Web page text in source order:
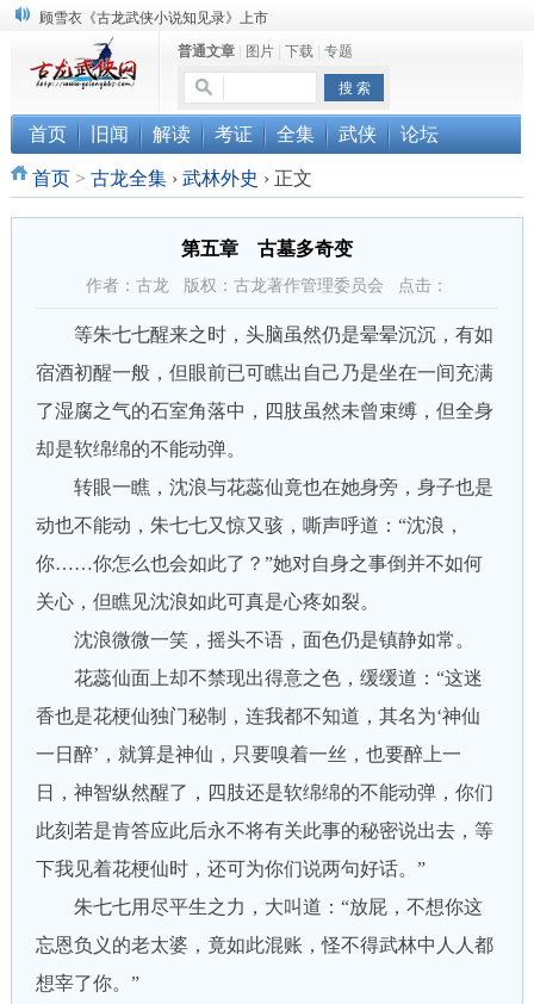
“武侠书库”查缺补漏活动圆满结束
《古龙小说原貌探究》修订版已上市
顾雪衣《古龙武侠小说知见录》上市
普通文章| 图片| 下载| 专题
首页 旧闻 解读 考证 全集 武侠 论坛
首页> 古龙全集 › 武林外史 ›正文
第五章 古墓多奇变
作者：古龙 版权：古龙著作管理委员会 点击：
等朱七七醒来之时，头脑虽然仍是晕晕沉沉，有如
宿酒初醒一般，但眼前已可瞧出自己乃是坐在一间充满
了湿腐之气的石室角落中，四肢虽然未曾束缚，但全身
却是软绵绵的不能动弹。
转眼一瞧，沈浪与花蕊仙竟也在她身旁，身子也是
动也不能动，朱七七又惊又骇，嘶声呼道：“沈浪，
你……你怎么也会如此了？”她对自身之事倒并不如何
关心，但瞧见沈浪如此可真是心疼如裂。
沈浪微微一笑，摇头不语，面色仍是镇静如常。
花蕊仙面上却不禁现出得意之色，缓缓道：“这迷
香也是花梗仙独门秘制，连我都不知道，其名为‘神仙
一日醉’，就算是神仙，只要嗅着一丝，也要醉上一
日，神智纵然醒了，四肢还是软绵绵的不能动弹，你们
此刻若是肯答应此后永不将有关此事的秘密说出去，等
下我见着花梗仙时，还可为你们说两句好话。”
朱七七用尽平生之力，大叫道：“放屁，不想你这
忘恩负义的老太婆，竟如此混账，怪不得武林中人人都
想宰了你。”